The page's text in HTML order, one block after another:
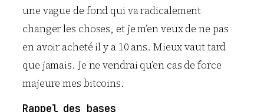
une vague de fond qui va radicalement
changer les choses, et je m’en veux de ne pas
en avoir acheté il y a 10 ans. Mieux vaut tard
que jamais. Je ne vendrai qu’en cas de force
majeure mes bitcoins.
Rappel des bases